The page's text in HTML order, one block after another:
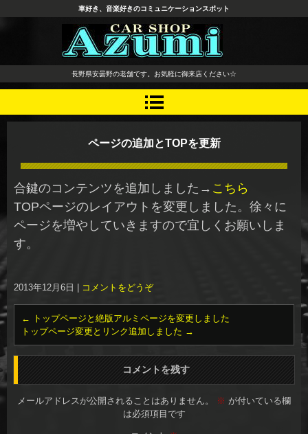
長野県 安曇野市 タイヤ ホ
イール デッドニング カーオ
ーディオ レカロシート
車好き、音楽好きのコミュニケーションスポット
長野県安曇野の老舗です。お気軽に御来店ください☆
ページの追加とTOPを更新
合鍵のコンテンツを追加しました→ こちら
TOPページのレイアウトを変更しました。徐々に
ページを増やしていきますので宜しくお願いしま
す。
2013年12月6日 コメントをどうぞ
←
トップページと絶版アルミページを変更しました
トップページ変更とリンク追加しました →
コメントを残す
メールアドレスが公開されることはありません。 ※ が付いている欄
は必須項目です